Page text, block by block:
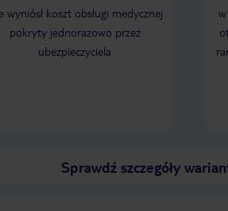
wyniósł koszt obsługi medycznej
pokryty jednorazowo przez
ubezpieczyciela
Sprawdź szczegóły